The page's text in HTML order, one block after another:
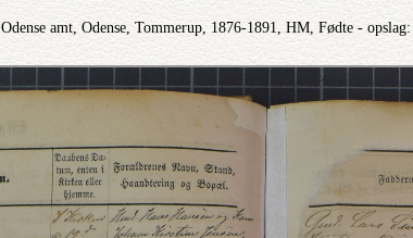
Odense amt, Odense, Tommerup, 1876-1891, HM, Fødte - opslag: